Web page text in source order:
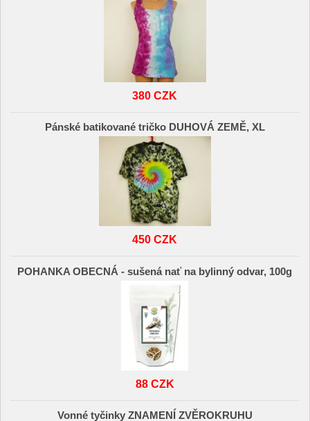
380 CZK
Pánské batikované tričko DUHOVÁ ZEMĚ, XL
450 CZK
POHANKA OBECNÁ - sušená nať na bylinný odvar, 100g
88 CZK
Vonné tyčinky ZNAMENÍ ZVĚROKRUHU